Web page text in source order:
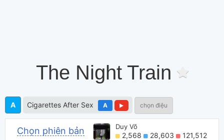
The Night Train
A Cigarettes After Sex A chọn điệu
Chọn phiên bản Duy Võ
2,568 28,603 121,512